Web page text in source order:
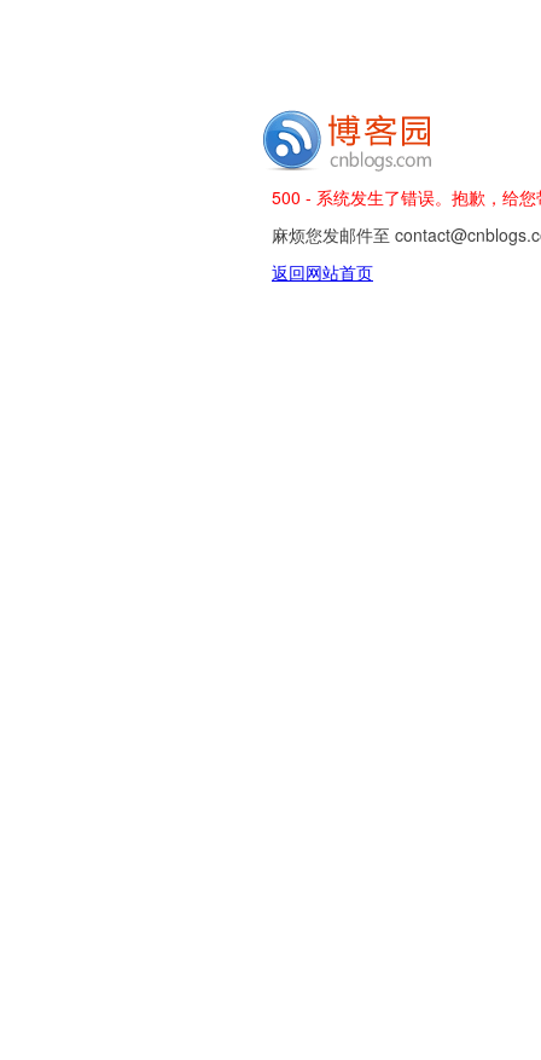
500 - 系统发生了错误。抱歉，给
麻烦您发邮件至
返回网站首页